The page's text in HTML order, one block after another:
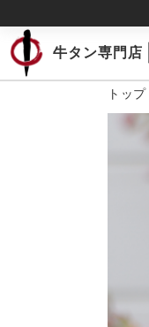
牛タン専門店
トップ